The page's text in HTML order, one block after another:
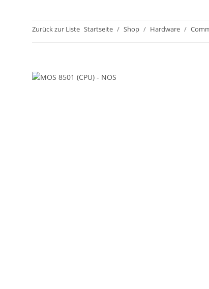
Zurück zur Liste Startseite Shop Hardware